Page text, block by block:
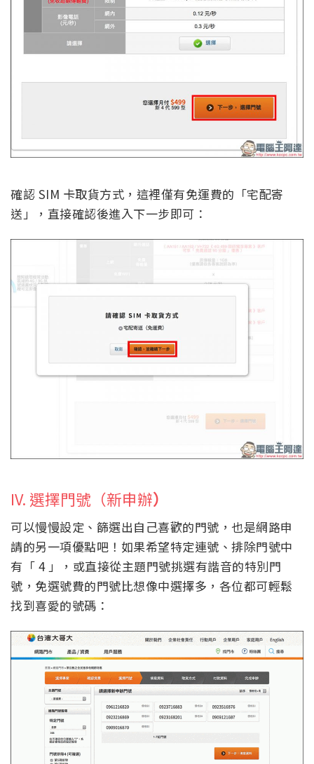
確認 SIM 卡取貨方式，這裡僅有免運費的「宅配寄
送」，直接確認後進入下一步即可：
IV. 選擇門號（新申辦）
可以慢慢設定、篩選出自己喜歡的門號，也是網路申
請的另一項優點吧！如果希望特定連號、排除門號中
有「 4 」，或直接從主題門號挑選有諧音的特別門
號，免選號費的門號比想像中選擇多，各位都可輕鬆
找到喜愛的號碼：